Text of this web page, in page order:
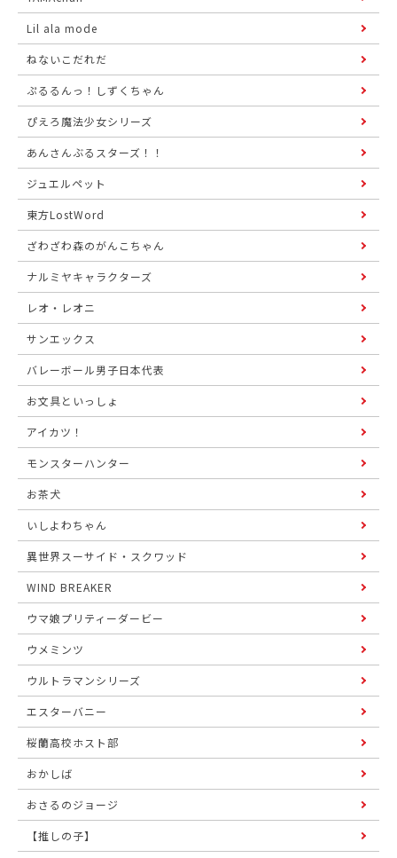
Lil ala mode
ねないこだれだ
ぷるるんっ！しずくちゃん
ぴえろ魔法少女シリーズ
あんさんぶるスターズ！！
ジュエルペット
東方LostWord
ざわざわ森のがんこちゃん
ナルミヤキャラクターズ
レオ・レオニ
サンエックス
バレーボール男子日本代表
お文具といっしょ
アイカツ！
モンスターハンター
お茶犬
いしよわちゃん
異世界スーサイド・スクワッド
WIND BREAKER
ウマ娘プリティーダービー
ウメミンツ
ウルトラマンシリーズ
エスターバニー
桜蘭高校ホスト部
おかしば
おさるのジョージ
【推しの子】